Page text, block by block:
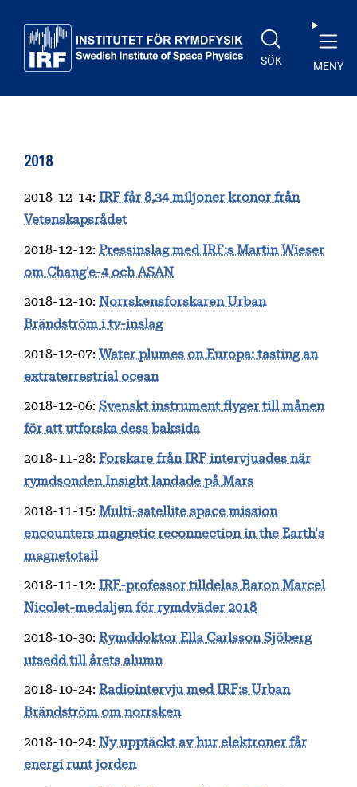
SÖK MENY
2018
2018-12-14: IRF får 8,34 miljoner kronor från
Vetenskapsrådet
2018-12-12: Pressinslag med IRF:s Martin Wieser
om Chang'e-4 och ASAN
2018-12-10: Norrskensforskaren Urban
Brändström i tv-inslag
2018-12-07: Water plumes on Europa: tasting an
extraterrestrial ocean
2018-12-06: Svenskt instrument flyger till månen
för att utforska dess baksida
2018-11-28: Forskare från IRF intervjuades när
rymdsonden Insight landade på Mars
2018-11-15: Multi-satellite space mission
encounters magnetic reconnection in the Earth's
magnetotail
2018-11-12: IRF-professor tilldelas Baron Marcel
Nicolet-medaljen för rymdväder 2018
2018-10-30: Rymddoktor Ella Carlsson Sjöberg
utsedd till årets alumn
2018-10-24: Radiointervju med IRF:s Urban
Brändström om norrsken
2018-10-24: Ny upptäckt av hur elektroner får
energi runt jorden